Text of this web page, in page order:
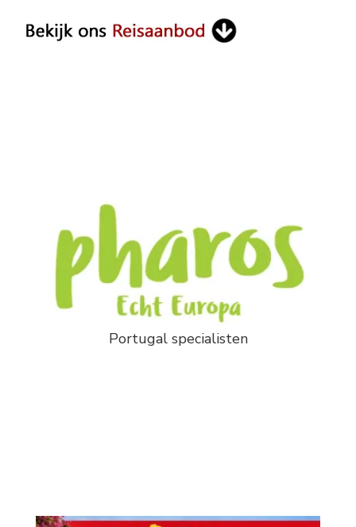
Portugal specialisten